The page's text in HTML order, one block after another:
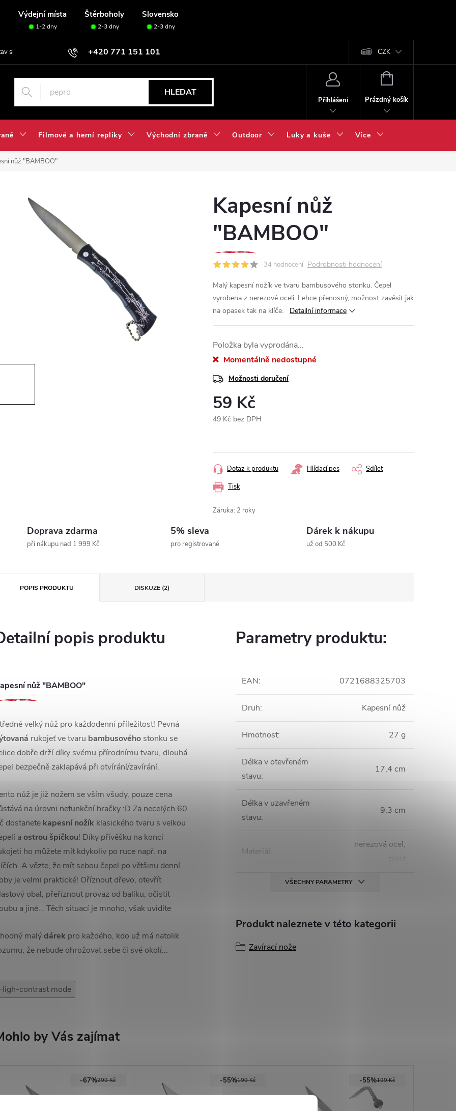
Výdejní místa Štěrboholy Slovensko
1-2 dny 2-3 dny 2-3 dny
+420 771 151 101
si svou sadu✅ CZK
HLEDAT
Přihlášení
NÁKUPNÍ
Prázdný košík
Filmové a herní repliky Východní zbraně Outdoor Luky a kuše Více
nůž "BAMBOO"
Kapesní nůž
"BAMBOO"
34 hodnocení Podrobnosti hodnocení
Malý kapesní nožík ve tvaru bambusového stonku. Čepel
vyrobena z nerezové oceli. Lehce přenosný, možnost zavěsit jak
na opasek tak na klíče.
Detailní informace
Položka byla vyprodána…
Momentálně nedostupné
Možnosti doručení
59 Kč
49 Kč bez DPH
Tisk
Dotaz k produktu Hlídací pes Sdílet
Záruka: 2 roky
Doprava zdarma
při nákupu nad 1 999 Kč
5% sleva
pro registrované
Dárek k nákupu
už od 500 Kč
POPIS PRODUKTU DISKUZE (2)
popis produktu
nůž "BAMBOO"
velký nůž pro každodenní příležitost! Pevná
rukojeť ve tvaru bambusového stonku se
dobře drží díky svému přírodnímu tvaru, dlouhá
bezpečně zaklapává při otvírání/zavírání.
nůž je již nožem se vším všudy, pouze cena
na úrovni nefunkční hračky :D Za necelých 60
dostanete kapesní nožík klasického tvaru s velkou
aostrou špičkou! Díky přívěšku na konci
ho můžete mít kdykoliv po ruce např. na
A vězte, že mít sebou čepel po většinu denní
je velmi praktické! Oříznout dřevo, otevřít
obal, přeříznout provaz od balíku, očistit
a jiné... Těch situací je mnoho, však uvidíte
malýdárek pro každého, kdo už má natolik
že nebude ohrožovat sebe či své okolí...
Parametry produktu:
EAN: 0721688325703
Druh: Kapesní nůž
Hmotnost: 27 g
Délka v otevřeném
stavu:
17,4 cm
Délka v uzavřeném
stavu:
9,3 cm
Materiál:
nerezová ocel,
VŠECHNY PARAMETRY
Produkt naleznete v této kategorii
Zavírací nože
contrast mode
by Vás zajímat
299 Kč
-67% 199 Kč
-55% 199 Kč
-55%